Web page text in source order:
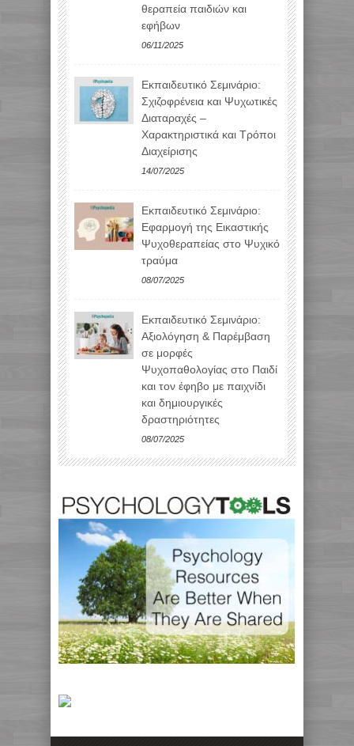
θεραπεία παιδιών και
εφήβων
06/11/2025
Εκπαιδευτικό Σεμινάριο:
Σχιζοφρένεια και Ψυχωτικές
Διαταραχές –
Χαρακτηριστικά και Τρόποι
Διαχείρισης
14/07/2025
Εκπαιδευτικό Σεμινάριο:
Εφαρμογή της Εικαστικής
Ψυχοθεραπείας στο Ψυχικό
τραύμα
08/07/2025
Εκπαιδευτικό Σεμινάριο:
Αξιολόγηση & Παρέμβαση
σε μορφές
Ψυχοπαθολογίας στο Παιδί
και τον έφηβο με παιχνίδι
και δημιουργικές
δραστηριότητες
08/07/2025